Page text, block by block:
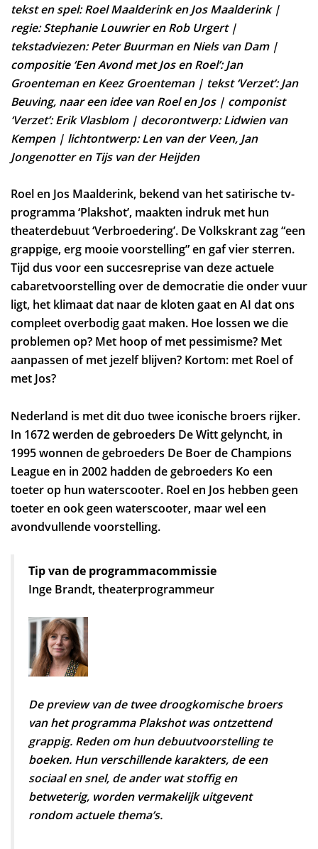
tekst en spel: Roel Maalderink en Jos Maalderink |
regie: Stephanie Louwrier en Rob Urgert |
tekstadviezen: Peter Buurman en Niels van Dam |
compositie ‘Een Avond met Jos en Roel’: Jan
Groenteman en Keez Groenteman | tekst ‘Verzet’: Jan
Beuving, naar een idee van Roel en Jos | componist
‘Verzet’: Erik Vlasblom | decorontwerp: Lidwien van
Kempen | lichtontwerp: Len van der Veen, Jan
Jongenotter en Tijs van der Heijden
Roel en Jos Maalderink, bekend van het satirische tv-
programma ‘Plakshot’, maakten indruk met hun
theaterdebuut ‘Verbroedering’. De Volkskrant zag “een
grappige, erg mooie voorstelling” en gaf vier sterren.
Tijd dus voor een succesreprise van deze actuele
cabaretvoorstelling over de democratie die onder vuur
ligt, het klimaat dat naar de kloten gaat en AI dat ons
compleet overbodig gaat maken. Hoe lossen we die
problemen op? Met hoop of met pessimisme? Met
aanpassen of met jezelf blijven? Kortom: met Roel of
met Jos?
Nederland is met dit duo twee iconische broers rijker.
In 1672 werden de gebroeders De Witt gelyncht, in
1995 wonnen de gebroeders De Boer de Champions
League en in 2002 hadden de gebroeders Ko een
toeter op hun waterscooter. Roel en Jos hebben geen
toeter en ook geen waterscooter, maar wel een
avondvullende voorstelling.
Tip van de programmacommissie
Inge Brandt, theaterprogrammeur
De preview van de twee droogkomische broers
van het programma Plakshot was ontzettend
grappig. Reden om hun debuutvoorstelling te
boeken. Hun verschillende karakters, de een
sociaal en snel, de ander wat stoffig en
betweterig, worden vermakelijk uitgevent
rondom actuele thema’s.